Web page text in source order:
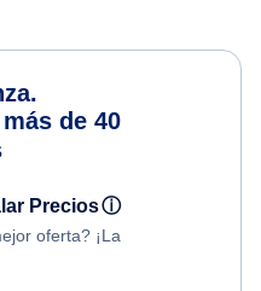
de 40
Preciosⓘ
oferta? ¡La